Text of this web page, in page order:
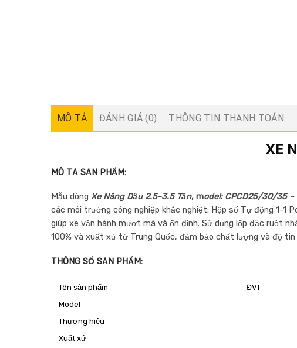
MÔ TẢ ĐÁNH GIÁ (0) THÔNG TIN THANH TOÁN
XE
MÔ TẢ SẢN PHẨM:
Mẫu dòng Xe Nâng Dầu 2.5-3.5 Tấn, model: CPCD25/30/35–
các môi trường công nghiệp khắc nghiệt. Hộp số Tự động 1-
giúp xe vận hành mượt mà và ổn định. Sử dụng lốp đặc ruột
100% và xuất xứ từ Trung Quốc, đảm bảo chất lượng và độ tin
THÔNG SỐ SẢN PHẨM:
Tên sản phẩm ĐVT
Model
Thương hiệu
Xuất xứ